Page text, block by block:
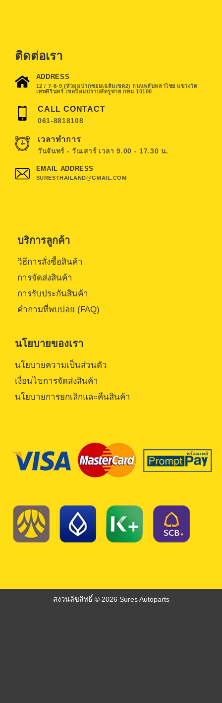
ติดต่อเรา
ADDRESS
12 / 7-8-9 (หัวมุมปากซอยเฉลิมเขต2) ถนนพลับพลาไชย แขวงวัด
เทพศิรินทร์ เขตป้อมปราบศัตรูพ่าย กทม 10100
CALL CONTACT
061-8818108
เวลาทำการ
วันจันทร์ - วันเสาร์ เวลา 9.00 - 17.30 น.
EMAIL ADDRESS
SURESTHAILAND@GMAIL.COM
บริการลูกค้า
วิธีการสั่งซื้อสินค้า
การจัดส่งสินค้า
การรับประกันสินค้า
คำถามที่พบบ่อย (FAQ)
นโยบายของเรา
นโยบายความเป็นส่วนตัว
เงื่อนไขการจัดส่งสินค้า
นโยบายการยกเลิกและคืนสินค้า
สงวนลิขสิทธิ์ © 2026 Sures Autoparts